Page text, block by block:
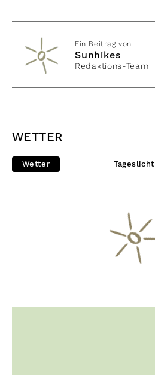
Ein Beitrag von
Sunhikes
Redaktions-Team
WETTER
Wetter Tageslicht